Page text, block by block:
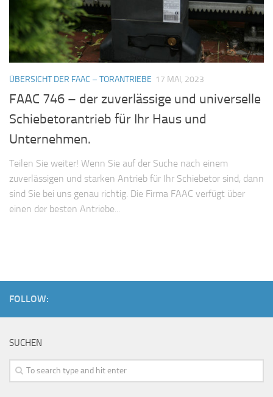
ÜBERSICHT DER FAAC – TORANTRIEBE 17 MAI, 2023
FAAC 746 – der zuverlässige und universelle
Schiebetorantrieb für Ihr Haus und
Unternehmen.
Teilen Sie weiter! Wenn Sie auf der Suche nach einem
zuverlässigen und starken Antrieb für Ihr Schiebetor sind, dann
sind Sie bei uns genau richtig. Die Firma FAAC verfügt über
einen der besten Antriebe...
FOLLOW:
SUCHEN